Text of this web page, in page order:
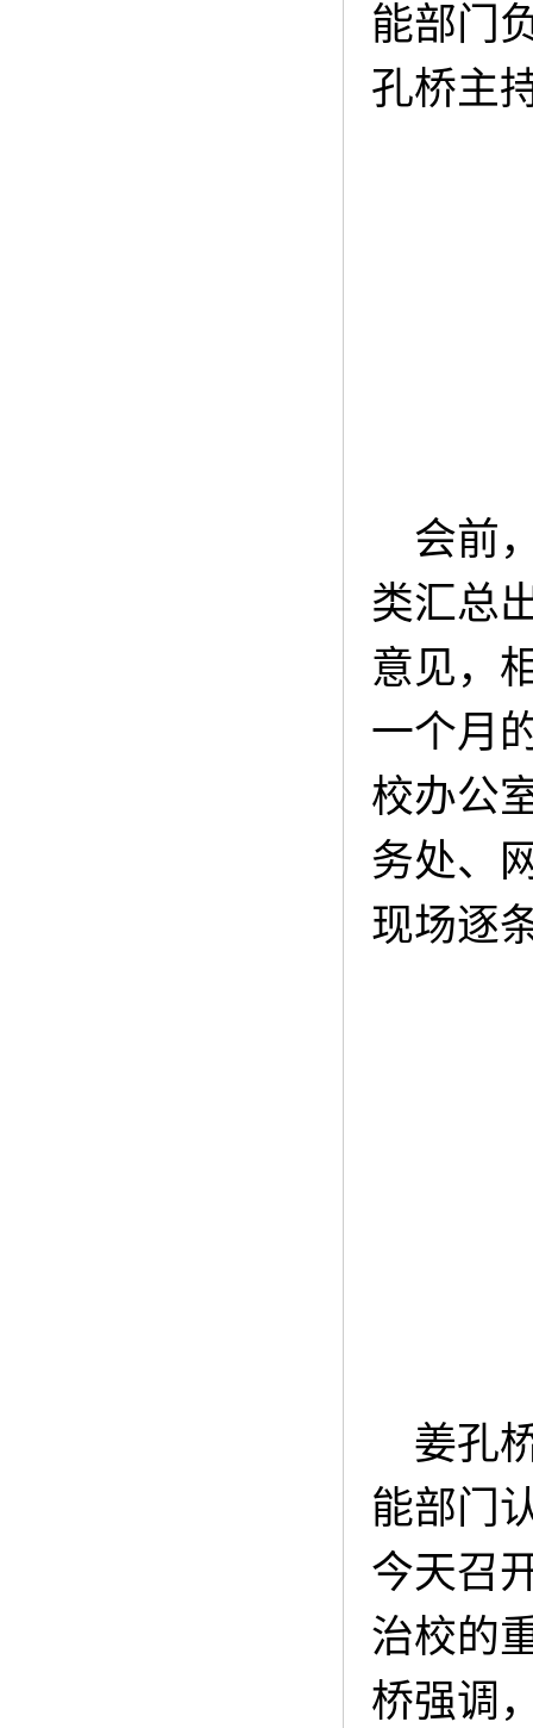
能部门
孔桥主
会前
类汇总
意见，
一个月
校办公
务处、
现场逐
姜孔
能部门
今天召
治校的
桥强调